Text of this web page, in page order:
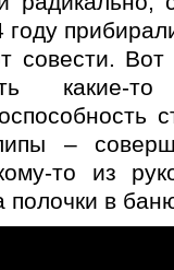
году
совести.
какие-
–
то из
полочки в